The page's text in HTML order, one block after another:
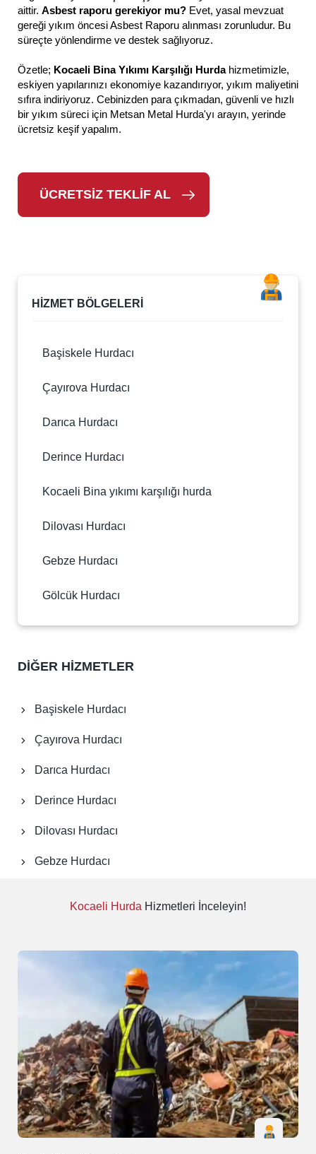
aittir. Asbest raporu gerekiyor mu? Evet, yasal mevzuat
gereği yıkım öncesi Asbest Raporu alınması zorunludur. Bu
süreçte yönlendirme ve destek sağlıyoruz.
Özetle; Kocaeli Bina Yıkımı Karşılığı Hurdahizmetimizle,
eskiyen yapılarınızı ekonomiye kazandırıyor, yıkım maliyetini
sıfıra indiriyoruz. Cebinizden para çıkmadan, güvenli ve hızlı
bir yıkım süreci için Metsan Metal Hurda'yı arayın, yerinde
ücretsiz keşif yapalım.
ÜCRETSİZ TEKLİF AL
HİZMET BÖLGELERİ
Başiskele Hurdacı
Çayırova Hurdacı
Darıca Hurdacı
Derince Hurdacı
Kocaeli Bina yıkımı karşılığı hurda
Dilovası Hurdacı
Gebze Hurdacı
Gölcük Hurdacı
İzmit Hurdacı
Kandıra Hurdacı
Kartepe Hurdacı
Körfez Hurdacı
Kocaeli Hurda Fiyatları
Kocaeli Fabrika Sökümü
Kocaeli Hurda Yerler
DİĞER HİZMETLER
Başiskele Hurdacı
Çayırova Hurdacı
Darıca Hurdacı
Derince Hurdacı
Dilovası Hurdacı
Gebze Hurdacı
Kocaeli Hurda Hizmetleri İnceleyin!